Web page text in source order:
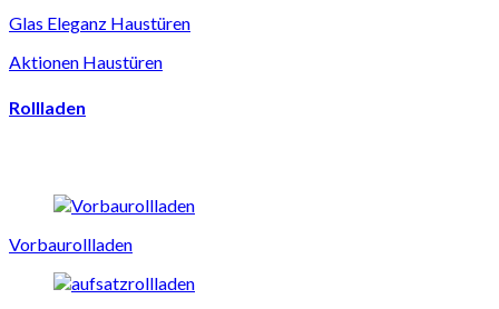
Glas Eleganz Haustüren
Aktionen Haustüren
Rollladen
Vorbaurollladen